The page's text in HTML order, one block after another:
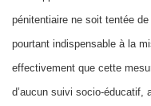
pénitentiaire ne soit tentée de
pourtant indispensable à la
effectivement que cette
d’aucun suivi socio-éducatif,